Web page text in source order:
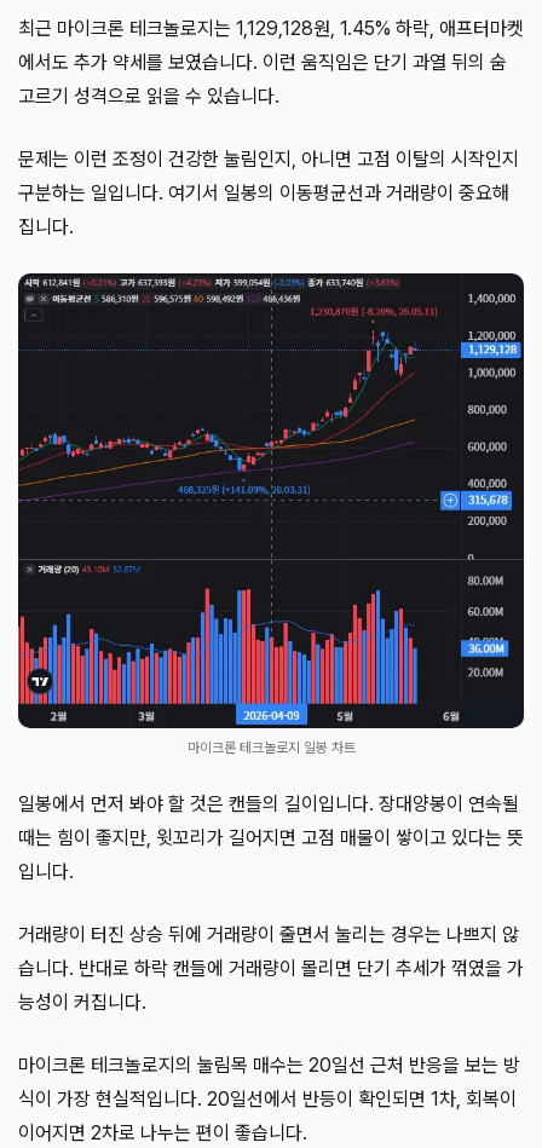
최근 마이크론 테크놀로지는 1,129,128원, 1.45% 하락, 애프터마켓
에서도 추가 약세를 보였습니다. 이런 움직임은 단기 과열 뒤의 숨
고르기 성격으로 읽을 수 있습니다.
문제는 이런 조정이 건강한 눌림인지, 아니면 고점 이탈의 시작인지
구분하는 일입니다. 여기서 일봉의 이동평균선과 거래량이 중요해
집니다.
마이크론 테크놀로지 일봉 차트
일봉에서 먼저 봐야 할 것은 캔들의 길이입니다. 장대양봉이 연속될
때는 힘이 좋지만, 윗꼬리가 길어지면 고점 매물이 쌓이고 있다는 뜻
입니다.
거래량이 터진 상승 뒤에 거래량이 줄면서 눌리는 경우는 나쁘지 않
습니다. 반대로 하락 캔들에 거래량이 몰리면 단기 추세가 꺾였을 가
능성이 커집니다.
마이크론 테크놀로지의 눌림목 매수는 20일선 근처 반응을 보는 방
식이 가장 현실적입니다. 20일선에서 반등이 확인되면 1차, 회복이
이어지면 2차로 나누는 편이 좋습니다.